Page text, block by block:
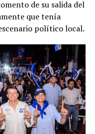
de su salida del
que tenía
político local.